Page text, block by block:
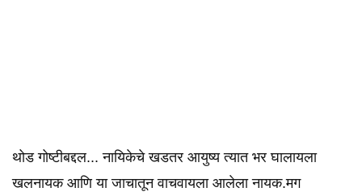
थोड गोष्टीबद्दल... नायिकेचे खडतर आयुष्य त्यात भर घालायला
खलनायक आणि या जाचातून वाचवायला आलेला नायक.मग